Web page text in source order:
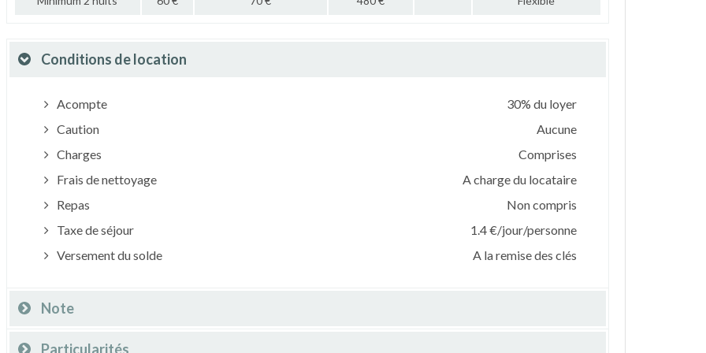
Conditions de location
Acompte
30% du loyer
Caution
Aucune
Charges
Comprises
Frais de nettoyage
A charge du locataire
Repas
Non compris
Taxe de séjour
1.4 €/jour/personne
Versement du solde
A la remise des clés
Note
Particularités